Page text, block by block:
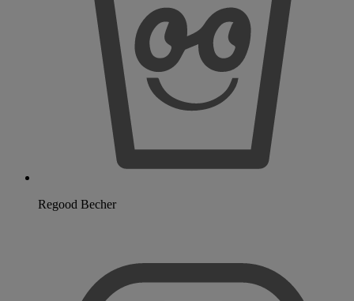
Regood Becher